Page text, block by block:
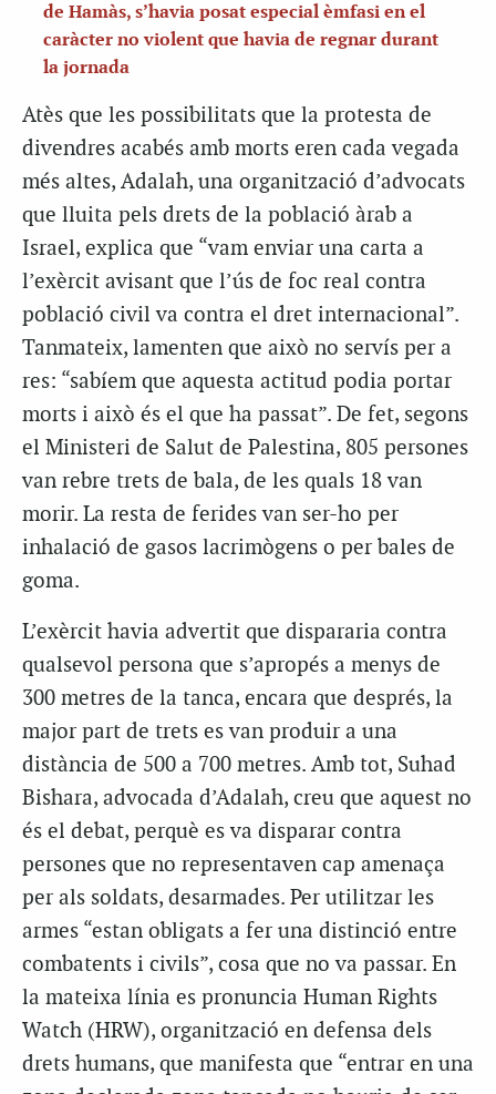
de Hamàs, s’havia posat especial èmfasi en el
caràcter no violent que havia de regnar durant
la jornada
Atès que les possibilitats que la protesta de
divendres acabés amb morts eren cada vegada
més altes, Adalah, una organització d’advocats
que lluita pels drets de la població àrab a
Israel, explica que “vam enviar una carta a
l’exèrcit avisant que l’ús de foc real contra
població civil va contra el dret internacional”.
Tanmateix, lamenten que això no servís per a
res: “sabíem que aquesta actitud podia portar
morts i això és el que ha passat”. De fet, segons
el Ministeri de Salut de Palestina, 805 persones
van rebre trets de bala, de les quals 18 van
morir. La resta de ferides van ser-ho per
inhalació de gasos lacrimògens o per bales de
goma.
L’exèrcit havia advertit que dispararia contra
qualsevol persona que s’apropés a menys de
300 metres de la tanca, encara que després, la
major part de trets es van produir a una
distància de 500 a 700 metres. Amb tot, Suhad
Bishara, advocada d’Adalah, creu que aquest no
és el debat, perquè es va disparar contra
persones que no representaven cap amenaça
per als soldats, desarmades. Per utilitzar les
armes “estan obligats a fer una distinció entre
combatents i civils”, cosa que no va passar. En
la mateixa línia es pronuncia Human Rights
Watch (HRW), organització en defensa dels
drets humans, que manifesta que “entrar en una